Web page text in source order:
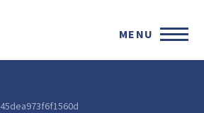
MENU
45dea973f6f1560d